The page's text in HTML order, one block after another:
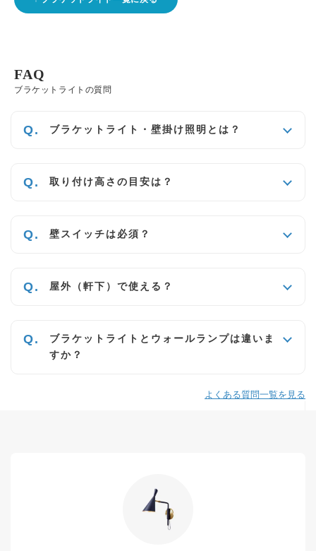
ブラケットライトの質問
FAQ
ブラケットライト・壁掛け照明とは？
取り付け高さの目安は？
壁スイッチは必須？
屋外（軒下）で使える？
ブラケットライトとウォールランプは違いま
すか？
よくある質問一覧を見る